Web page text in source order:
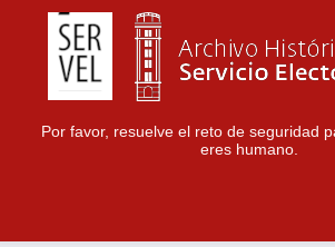
Por favor, resuelve el reto de seguridad
eres humano.